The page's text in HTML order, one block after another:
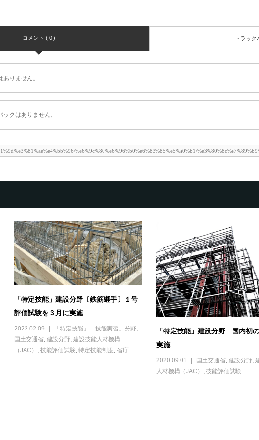
コメント ( 0 ) トラック
りません。
クはありません。
「特定技能」建設分野〔鉄筋継手〕１号
評価試験を３月に実施
2022.02.09 「特定技能」「技能実習」分野,
国土交通省, 建設分野, 建設技能人材機構
（JAC） , 技能評価試験, 特定技能制度, 省庁
「特定技能」建設分野 国内初
実施
2020.09.01 国土交通省, 建設分野,
人材機構（JAC） , 技能評価試験